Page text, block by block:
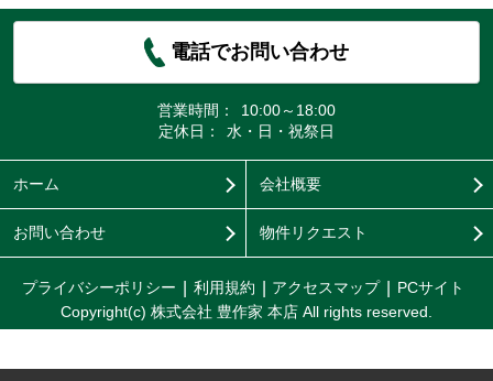
電話でお問い合わせ
営業時間：
10:00～18:00
定休日：
水・日・祝祭日
ホーム 会社概要
お問い合わせ 物件リクエスト
プライバシーポリシー 利用規約 アクセスマップ
PCサイト
Copyright(c) 株式会社 豊作家 本店 All rights reserved.